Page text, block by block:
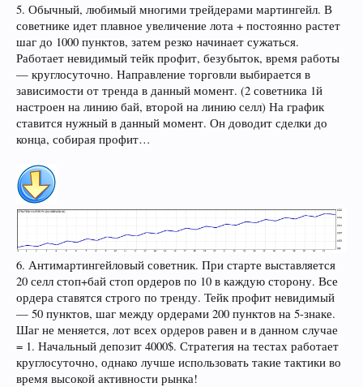
5. Обычный, любимый многими трейдерами мартингейл. В
советнике идет плавное увеличение лота + постоянно растет
шаг до 1000 пунктов, затем резко начинает сужаться.
Работает невидимый тейк профит, безубыток, время работы
— круглосуточно. Направление торговли выбирается в
зависимости от тренда в данный момент. (2 советника 1й
настроен на линию бай, второй на линию селл) На график
ставится нужный в данный момент. Он доводит сделки до
конца, собирая профит…
6. Антимартингейловый советник. При старте выставляется
20 селл стоп+бай стоп ордеров по 10 в каждую сторону. Все
ордера ставятся строго по тренду. Тейк профит невидимый
— 50 пунктов, шаг между ордерами 200 пунктов на 5-знаке.
Шаг не меняется, лот всех ордеров равен и в данном случае
= 1. Начальный депозит 4000$. Стратегия на тестах работает
круглосуточно, однако лучше использовать такие тактики во
время высокой активности рынка!